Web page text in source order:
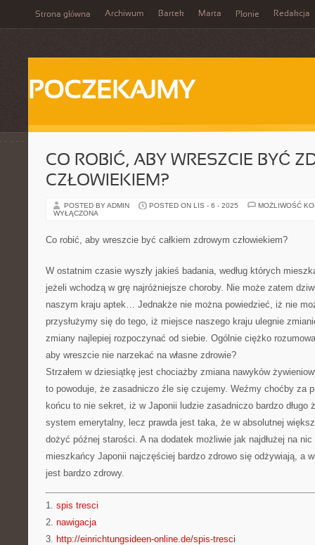
Strona główna Archiwum Bartek Marta Płonie Redakcja
POCZEKAJMY
CO ROBIĆ, ABY WRESZCIE BYĆ
CZŁOWIEKIEM?
POSTED BY ADMIN POSTED ON LIS - 6 - 2025
MOŻLIWOŚĆ
WYŁĄCZONA
Co robić, aby wreszcie być całkiem zdrowym człowiekiem?
W ostatnim czasie wyszły jakieś badania, według których
jeżeli wchodzą w grę najróżniejsze choroby. Nie może zatem
naszym kraju aptek… Jednakże nie można powiedzieć, iż nie
przysłużymy się do tego, iż miejsce naszego kraju ulegnie
zmiany najlepiej rozpoczynać od siebie. Ogólnie ciężko
aby wreszcie nie narzekać na własne zdrowie?
Strzałem w dziesiątkę jest chociażby zmiana nawyków
to powoduje, że zasadniczo źle się czujemy. Weźmy choćby za
końcu to nie sekret, iż w Japonii ludzie zasadniczo bardzo długo
system emerytalny, lecz prawda jest taka, że w absolutnej
dożyć późnej starości. A na dodatek możliwie jak najdłużej na
mieszkańcy Japonii najczęściej bardzo zdrowo się odżywiają, a
jest bardzo zdrowy.
1. spis tresci
2. nawigacja
3. http://einrichtungsideen-online.de/spis-tresci